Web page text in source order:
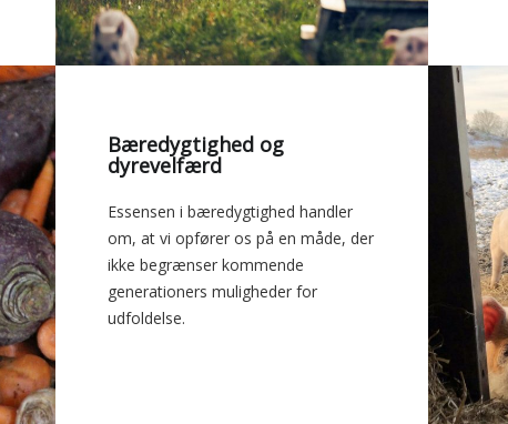
Bæredygtighed og
dyrevelfærd
Essensen i bæredygtighed handler
om, at vi opfører os på en måde, der
ikke begrænser kommende
generationers muligheder for
udfoldelse.